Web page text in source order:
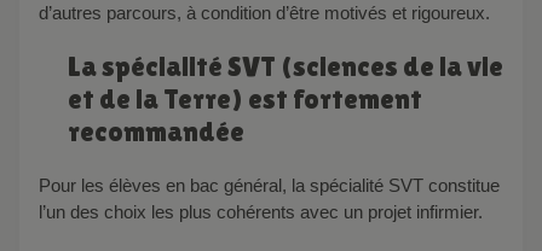
d’autres parcours, à condition d’être motivés et rigoureux.
La spécialité SVT (sciences de la vie
et de la Terre) est fortement
recommandée
Pour les élèves en bac général, la spécialité SVT constitue
l’un des choix les plus cohérents avec un projet infirmier.